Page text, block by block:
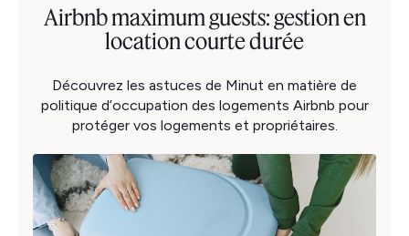
Airbnb maximum guests: gestion en
location courte durée
Découvrez les astuces de Minut en matière de
politique d’occupation des logements Airbnb pour
protéger vos logements et propriétaires.